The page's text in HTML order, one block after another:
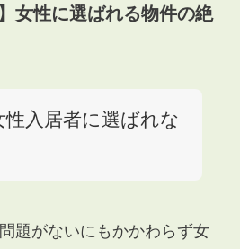
女性に選ばれる物件の絶
性入居者に選ばれな
題がないにもかかわらず女